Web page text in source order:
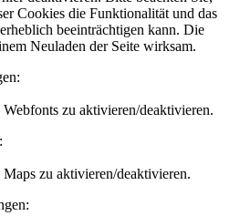
Cookies die Funktionalität und das
beeinträchtigen kann. Die
Neuladen der Seite wirksam.
zu aktivieren/deaktivieren.
zu aktivieren/deaktivieren.